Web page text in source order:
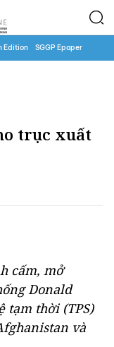
Edition SGGP Epaper
trục xuất
cấm, mở
Donald
tạm thời (TPS)
và